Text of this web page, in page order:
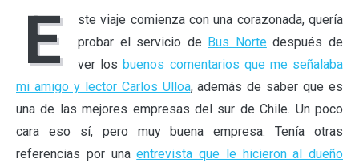
E
ste viaje comienza con una corazonada, quería
probar el servicio de Bus Nortedespués de
ver losbuenos comentarios que me señalaba
mi amigo y lector Carlos Ulloa, además de saber que es
una de las mejores empresas del sur de Chile. Un poco
cara eso sí, pero muy buena empresa. Tenía otras
referencias por unaentrevista que le hicieron al dueño